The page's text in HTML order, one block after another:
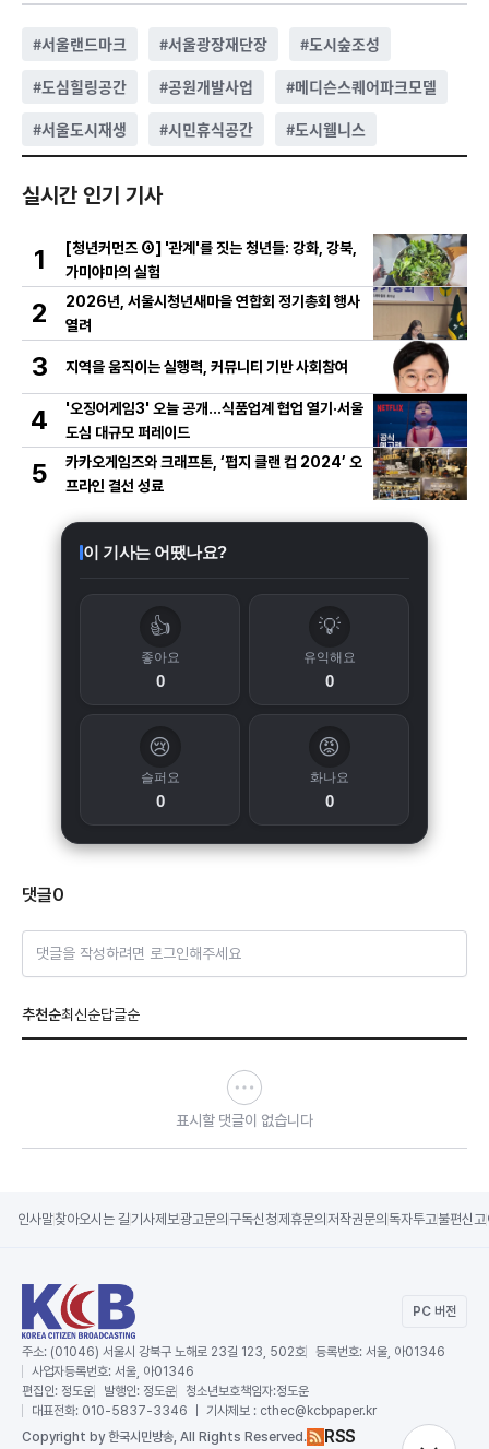
#서울랜드마크 #서울광장재단장 #도시숲조성
#도심힐링공간 #공원개발사업 #메디슨스퀘어파크모델
#서울도시재생 #시민휴식공간 #도시웰니스
실시간 인기 기사
1
[청년커먼즈 ④] '관계'를 짓는 청년들: 강화, 강북,
가미야마의 실험
2
2026년, 서울시청년새마을 연합회 정기총회 행사
열려
3 지역을 움직이는 실행력, 커뮤니티 기반 사회참여
4
'오징어게임3' 오늘 공개…식품업계 협업 열기·서울
도심 대규모 퍼레이드
5
카카오게임즈와 크래프톤, ‘펍지 클랜 컵 2024’ 오
프라인 결선 성료
이 기사는 어땠나요?
👍
좋아요
0
💡
유익해요
0
😢
슬퍼요
0
😡
화나요
0
댓글0
댓글을 작성하려면 로그인해주세요
추천순최신순답글순
표시할 댓글이 없습니다
인사말찾아오시는 길기사제보광고문의 구독신청제휴문의 저작권문의 독자투고불편신고
PC 버전
주소: (01046) 서울시 강북구 노해로 23길 123, 502호 등록번호: 서울, 아01346
사업자등록번호: 서울, 아01346
편집인: 정도운 발행인: 정도운 청소년보호책임자:정도운
대표전화: 010-5837-3346 ｜ 기사제보 : cthec@kcbpaper.kr
Copyright by 한국시민방송, All Rights Reserved. RSS